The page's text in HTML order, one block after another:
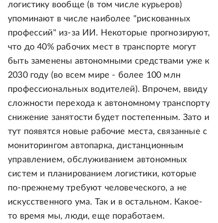
логистику вообще (в том числе курьеров)
упоминают в числе наиболее "рискованных
профессий" из-за ИИ. Некоторые прогнозируют,
что до 40% рабочих мест в транспорте могут
быть заменены автономными средствами уже к
2030 году (во всем мире - более 100 млн
профессиональных водителей). Впрочем, ввиду
сложности перехода к автономному транспорту
снижение занятости будет постепенным. Зато и
тут появятся новые рабочие места, связанные с
мониторингом автопарка, дистанционным
управлением, обслуживанием автономных
систем и планированием логистики, которые
по-прежнему требуют человеческого, а не
искусственного ума. Так и в остальном. Какое-
то время мы, люди, еще поработаем.